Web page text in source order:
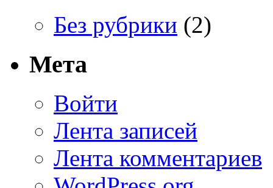
Без рубрики (2)
Мета
Войти
Лента записей
Лента комментариев